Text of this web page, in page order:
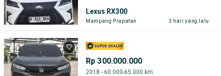
Lexus RX300
Mampang Prapatan 3 hari yang lalu
Rp 300.000.000
2018 - 60.000-65.000 km